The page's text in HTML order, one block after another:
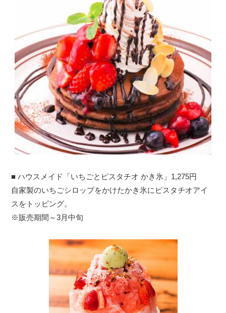
■ ハウスメイド「いちごとピスタチオ かき氷」1,275円
自家製のいちごシロップをかけたかき氷にピスタチオアイ
スをトッピング。
※販売期間～3月中旬